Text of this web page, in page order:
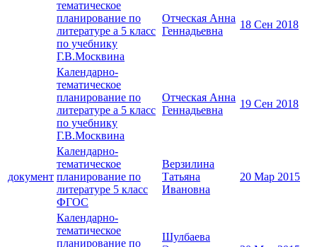
тематическое
планирование по
литературе а 5 класс
по учебнику
Г.В.Москвина
Отческая Анна
Геннадьевна
18 Сен 2018
Календарно-
тематическое
планирование по
литературе а 5 класс
по учебнику
Г.В.Москвина
Отческая Анна
Геннадьевна
19 Сен 2018
документ
Календарно-
тематическое
планирование по
литературе 5 класс
ФГОС
Верзилина
Татьяна
Ивановна
20 Мар 2015
Календарно-
тематическое
планирование по
Шулбаева